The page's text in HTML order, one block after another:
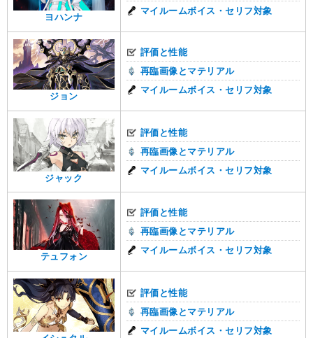
ヨハンナ
マイルームボイス・セリフ対象
ジョン
評価と性能
再臨画像とマテリアル
マイルームボイス・セリフ対象
ジャック
評価と性能
再臨画像とマテリアル
マイルームボイス・セリフ対象
テュフォン
評価と性能
再臨画像とマテリアル
マイルームボイス・セリフ対象
評価と性能
再臨画像とマテリアル
マイルームボイス・セリフ対象